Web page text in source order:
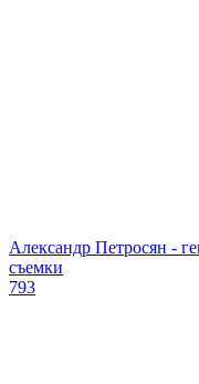
Александр Петросян -
съемки
793